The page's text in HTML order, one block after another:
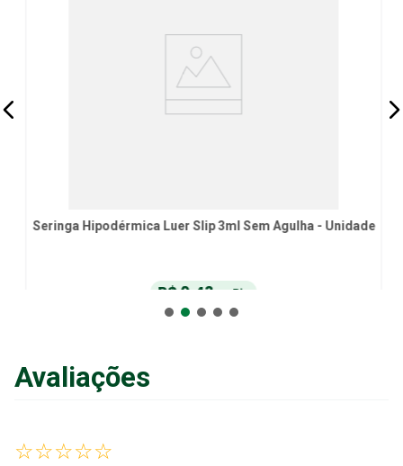
Seringa Hipodérmica Luer Slip 3ml Sem Agulha - Unidade
R$0,43no Pix
R$ 0,45em até
Adicionar ao Carrinho
Avaliações
☆☆☆☆☆